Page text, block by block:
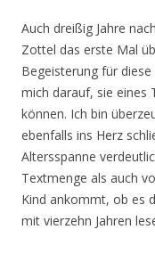
Auch dreißig Jahre
Zottel das erste Mal
Begeisterung für
mich darauf, sie eines
können. Ich bin
ebenfalls ins Herz
Altersspanne
Textmenge als auch
Kind ankommt, ob es
mit vierzehn Jahren